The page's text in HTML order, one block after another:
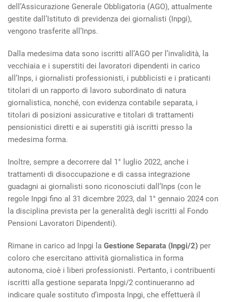
dell’Assicurazione Generale Obbligatoria (AGO), attualmente
gestite dall’Istituto di previdenza dei giornalisti (Inpgi),
vengono trasferite all’Inps.
Dalla medesima data sono iscritti all’AGO per l’invalidità, la
vecchiaia e i superstiti dei lavoratori dipendenti in carico
all’Inps, i giornalisti professionisti, i pubblicisti e i praticanti
titolari di un rapporto di lavoro subordinato di natura
giornalistica, nonché, con evidenza contabile separata, i
titolari di posizioni assicurative e titolari di trattamenti
pensionistici diretti e ai superstiti già iscritti presso la
medesima forma.
Inoltre, sempre a decorrere dal 1° luglio 2022, anche i
trattamenti di disoccupazione e di cassa integrazione
guadagni ai giornalisti sono riconosciuti dall’Inps (con le
regole Inpgi fino al 31 dicembre 2023, dal 1° gennaio 2024 con
la disciplina prevista per la generalità degli iscritti al Fondo
Pensioni Lavoratori Dipendenti).
Rimane in carico ad Inpgi la Gestione Separata (Inpgi/2) per
coloro che esercitano attività giornalistica in forma
autonoma, cioè i liberi professionisti. Pertanto, i contribuenti
iscritti alla gestione separata Inpgi/2 continueranno ad
indicare quale sostituto d’imposta Inpgi, che effettuerà il